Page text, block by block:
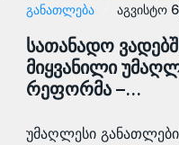
ᲒᲐᲜᲐᲗᲚᲔᲑᲐ აგვისტო
სათანადო
მიყვანილი
რეფორმა –…
უმაღლესი